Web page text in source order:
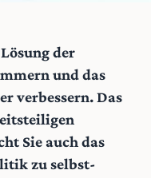
der
und das
verbessern. Das
Sie auch das
zu selbst-